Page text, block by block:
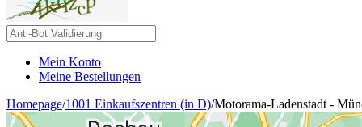
Mein Konto
Meine Bestellungen
Homepage/1001 Einkaufszentren (in D)/Motorama-Ladenstadt -